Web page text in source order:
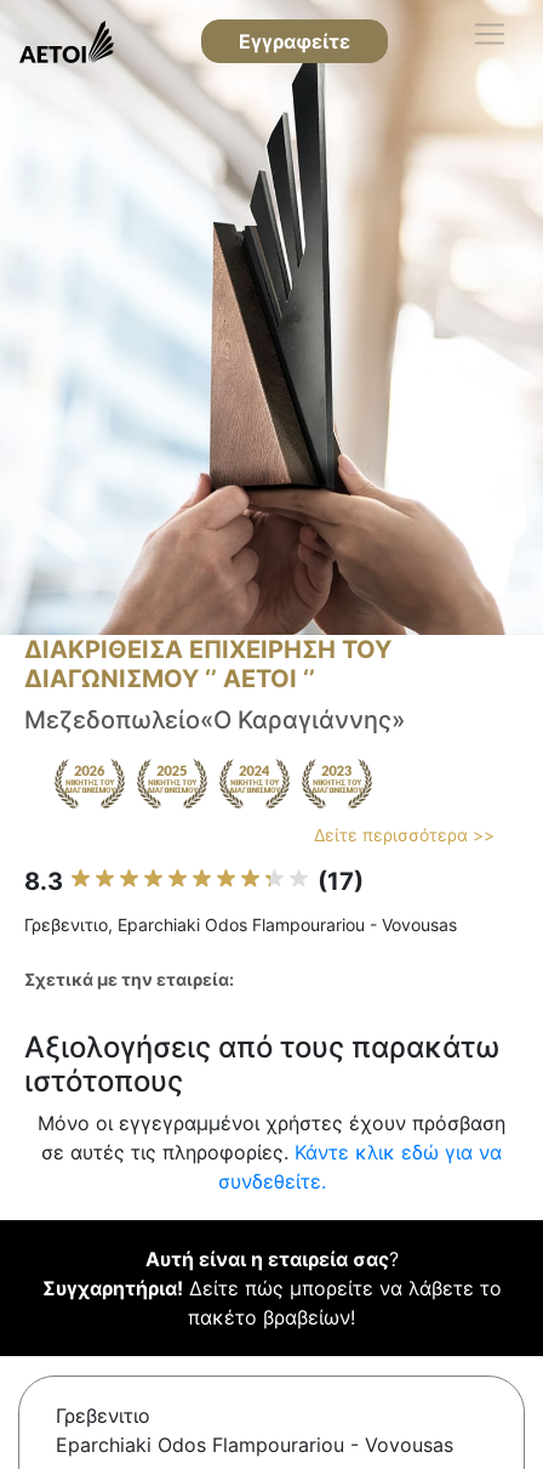
Εγγραφείτε
ΔΙΑΚΡΙΘΕΙΣΑ ΕΠΙΧΕΙΡΗΣΗ ΤΟΥ
ΔΙΑΓΩΝΙΣΜΟΥ ‘’ ΑΕΤΟΙ ‘’
Μεζεδοπωλείο«Ο Καραγιάννης»
Δείτε περισσότερα >>
8.3 (17)
Γρεβενιτιο, Eparchiaki Odos Flampourariou - Vovousas
Σχετικά με την εταιρεία:
Αξιολογήσεις από τους παρακάτω
ιστότοπους
Μόνο οι εγγεγραμμένοι χρήστες έχουν πρόσβαση
σε αυτές τις πληροφορίες. Κάντε κλικ εδώ για να
συνδεθείτε.
Αυτή είναι η εταιρεία σας?
Συγχαρητήρια! Δείτε πώς μπορείτε να λάβετε το
πακέτο βραβείων!
Γρεβενιτιο
Eparchiaki Odos Flampourariou - Vovousas